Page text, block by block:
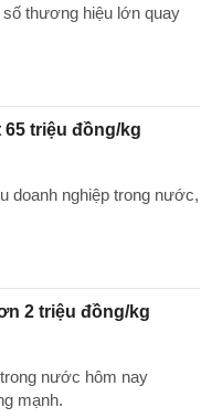
số thương hiệu lớn quay
65 triệu đồng/kg
doanh nghiệp trong nước,
2 triệu đồng/kg
nước hôm nay
mạnh.